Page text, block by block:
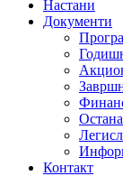
Настани
Документи
Контакт